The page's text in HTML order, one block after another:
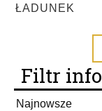
ŁADUNEK
Filtr
Najnowsze